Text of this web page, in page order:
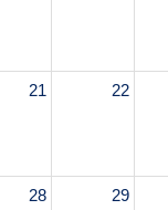
21 22
28 29